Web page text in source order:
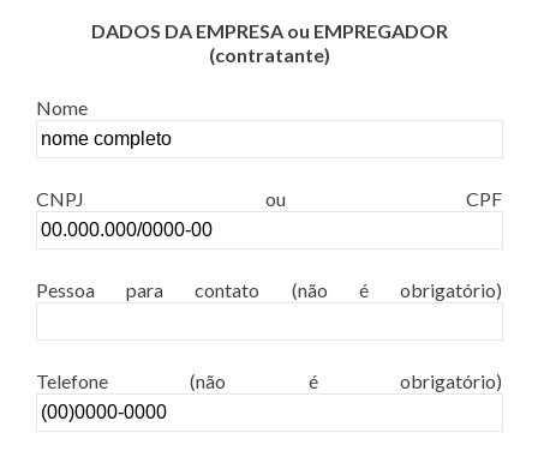
DADOS DA EMPRESA ou EMPREGADOR
(contratante)
Nome
CNPJ ou CPF
Pessoa para contato (não é obrigatório)
Telefone (não é obrigatório)